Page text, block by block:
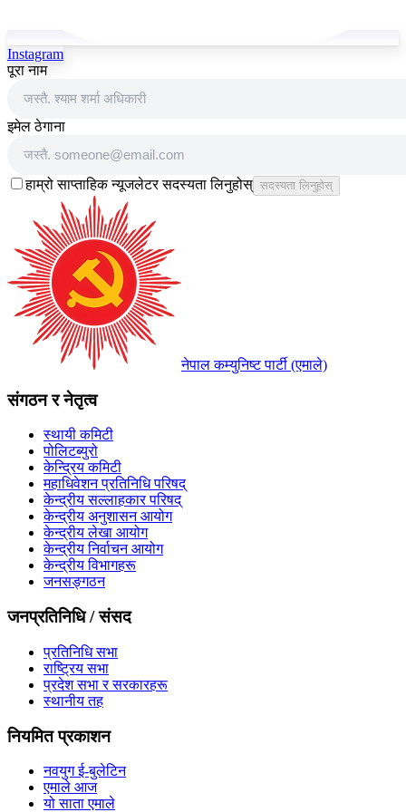
Instagram
पूरा नाम
इमेल ठेगाना
हाम्रो साप्ताहिक न्यूजलेटर सदस्यता लिनुहोस् सदस्यता लिनुहोस्
नेपाल कम्युनिष्ट पार्टी (एमाले)
संगठन र नेतृत्व
स्थायी कमिटी
पोलिटब्युरो
केन्द्रिय कमिटी
महाधिवेशन प्रतिनिधि परिषद्
केन्द्रीय सल्लाहकार परिषद्
केन्द्रीय अनुशासन आयोग
केन्द्रीय लेखा आयोग
केन्द्रीय निर्वाचन आयोग
केन्द्रीय विभागहरू
जनसङ्गठन
जनप्रतिनिधि / संसद
प्रतिनिधि सभा
राष्ट्रिय सभा
प्रदेश सभा र सरकारहरू
स्थानीय तह
नियमित प्रकाशन
नवयुग ई-बुलेटिन
एमाले आज
यो साता एमाले